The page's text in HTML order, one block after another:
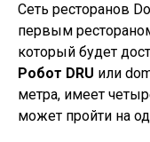
Сеть ресторанов
первым
который будет
Робот DRU или
метра, имеет
может пройти на